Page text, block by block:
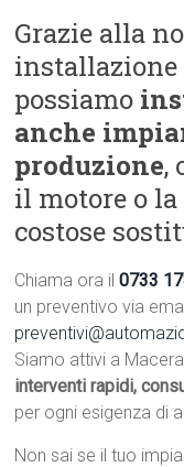
Grazie alla
installazione
possiamo
anche
produzione,
il motore o
costose
Chiama ora il0733
un preventivo via
Siamo attivi a
interventi rapidi,
per ogni esigenza di
Non sai se il tuo